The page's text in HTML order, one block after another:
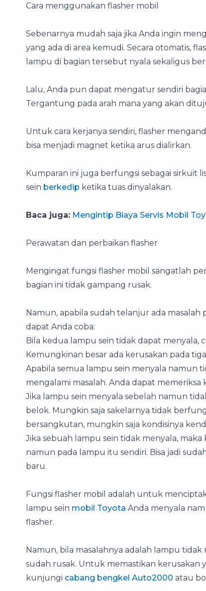
Cara menggunakan flasher mobil
Sebenarnya mudah saja jika Anda ingin
yang ada di area kemudi. Secara otomatis,
lampu di bagian tersebut nyala sekaligus
Lalu, Anda pun dapat mengatur sendiri
Tergantung pada arah mana yang akan
Untuk cara kerjanya sendiri, flasher
bisa menjadi magnet ketika arus dialirkan.
Kumparan ini juga berfungsi sebagai sirkuit
sein berkedip ketika tuas dinyalakan.
Baca juga: Mengintip Biaya Servis Mobil
Perawatan dan perbaikan flasher
Mengingat fungsi flasher mobil sangatlah
bagian ini tidak gampang rusak.
Namun, apabila sudah telanjur ada
dapat Anda coba:
Bila kedua lampu sein tidak dapat menyala,
Kemungkinan besar ada kerusakan pada
Apabila semua lampu sein menyala namun
mengalami masalah. Anda dapat
Jika lampu sein menyala sebelah namun
belok. Mungkin saja sakelarnya tidak
bersangkutan, mungkin saja kondisinya
Jika sebuah lampu sein tidak menyala,
namun pada lampu itu sendiri. Bisa jadi
baru.
Fungsi flasher mobil adalah untuk
lampu sein mobil Toyota Anda menyala
flasher.
Namun, bila masalahnya adalah lampu
sudah rusak. Untuk memastikan kerusakan
kunjungi cabang bengkel Auto2000 atau